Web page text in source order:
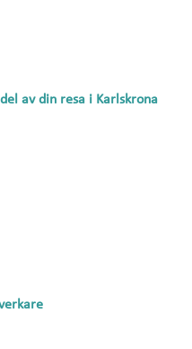
av din resa i Karlskrona